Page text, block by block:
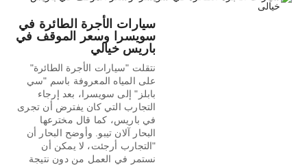
سيارات الأجرة الطائرة في
سويسرا وسعر الموقف في
باريس خيالي
نتقلت "سيارات الأجرة الطائرة"
على المياه المعروفة باسم "سي
بابلز" إلى سويسرا، بعد إرجاء
التجارب التي كان يفترض أن تجرى
في باريس، كما قال مخترعها
البحار آلان تيبو. وأوضح البحار أن
"التجارب أرجئت، لا يمكن أن
نستمر في العمل من دون نتيجة